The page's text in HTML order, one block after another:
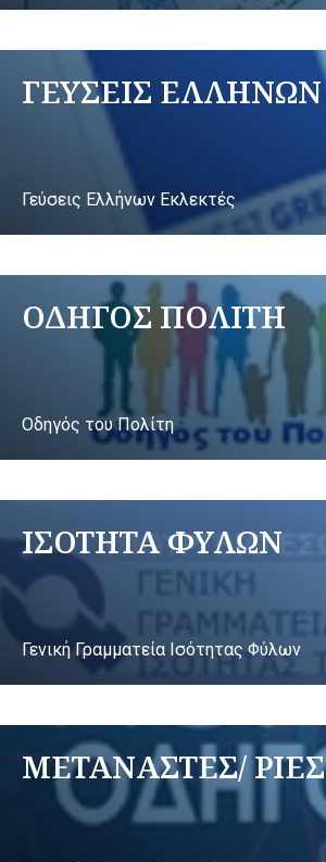
ΓΕΥΣΕΙΣ ΕΛΛΗΝΩΝ
Γεύσεις Ελλήνων Εκλεκτές
ΟΔΗΓΟΣ ΠΟΛΙΤΗ
Οδηγός του Πολίτη
ΙΣΟΤΗΤΑ ΦΥΛΩΝ
Γενική Γραμματεία Ισότητας Φύλων
ΜΕΤΑΝΑΣΤΕΣ/ ΡΙΕΣ